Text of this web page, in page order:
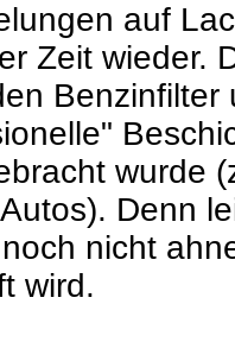
auf
Zeit wieder.
wurde
Denn
nicht
wird.